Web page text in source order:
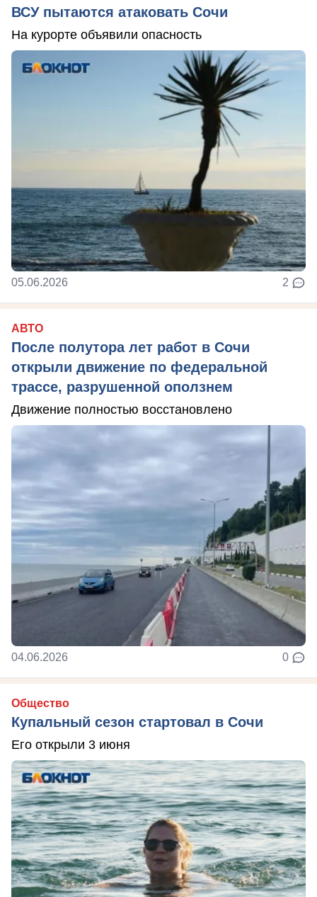
ВСУ пытаются атаковать Сочи
На курорте объявили опасность
05.06.2026 2
АВТО
После полутора лет работ в Сочи
открыли движение по федеральной
трассе, разрушенной оползнем
Движение полностью восстановлено
04.06.2026 0
Общество
Купальный сезон стартовал в Сочи
Его открыли 3 июня